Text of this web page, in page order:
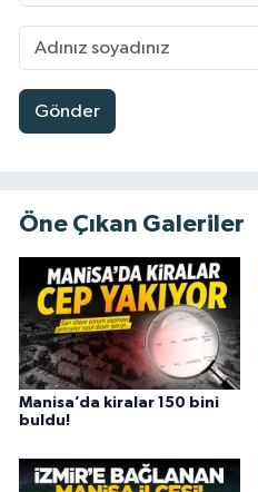
Gönder
Öne Çıkan Galeriler
Manisa’da kiralar 150 bini
buldu!